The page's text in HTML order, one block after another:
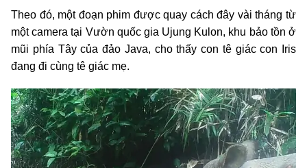
Theo đó, một đoạn phim được quay cách đây vài tháng từ
một camera tại Vườn quốc gia Ujung Kulon, khu bảo tồn ở
mũi phía Tây của đảo Java, cho thấy con tê giác con Iris
đang đi cùng tê giác mẹ.